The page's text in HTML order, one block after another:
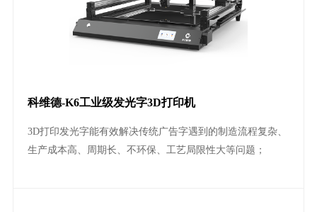
科维德-K6工业级发光字3D打印机
3D打印发光字能有效解决传统广告字遇到的制造流程复杂、
生产成本高、周期长、不环保、工艺局限性大等问题；